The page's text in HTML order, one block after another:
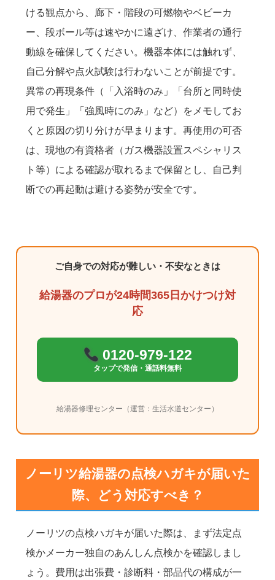
ける観点から、廊下・階段の可燃物やベビーカ
ー、段ボール等は速やかに遠ざけ、作業者の通行
動線を確保してください。機器本体には触れず、
自己分解や点火試験は行わないことが前提です。
異常の再現条件（「入浴時のみ」「台所と同時使
用で発生」「強風時にのみ」など）をメモしてお
くと原因の切り分けが早まります。再使用の可否
は、現地の有資格者（ガス機器設置スペシャリス
ト等）による確認が取れるまで保留とし、自己判
断での再起動は避ける姿勢が安全です。
ご自身での対応が難しい・不安なときは
給湯器のプロが24時間365日かけつけ対
応
0120-979-122
タップで発信・通話料無料
給湯器修理センター（運営：生活水道センター）
ノーリツ給湯器の点検ハガキが届いた
際、どう対応すべき？
ノーリツの点検ハガキが届いた際は、まず法定点
検かメーカー独自のあんしん点検かを確認しまし
ょう。費用は出張費・診断料・部品代の構成が一